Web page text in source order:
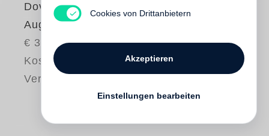
Dovile Drizyte
Auguri
€ 38.00
Kostenloser
Versand
Cookies von Drittanbietern
Akzeptieren
Einstellungen bearbeiten